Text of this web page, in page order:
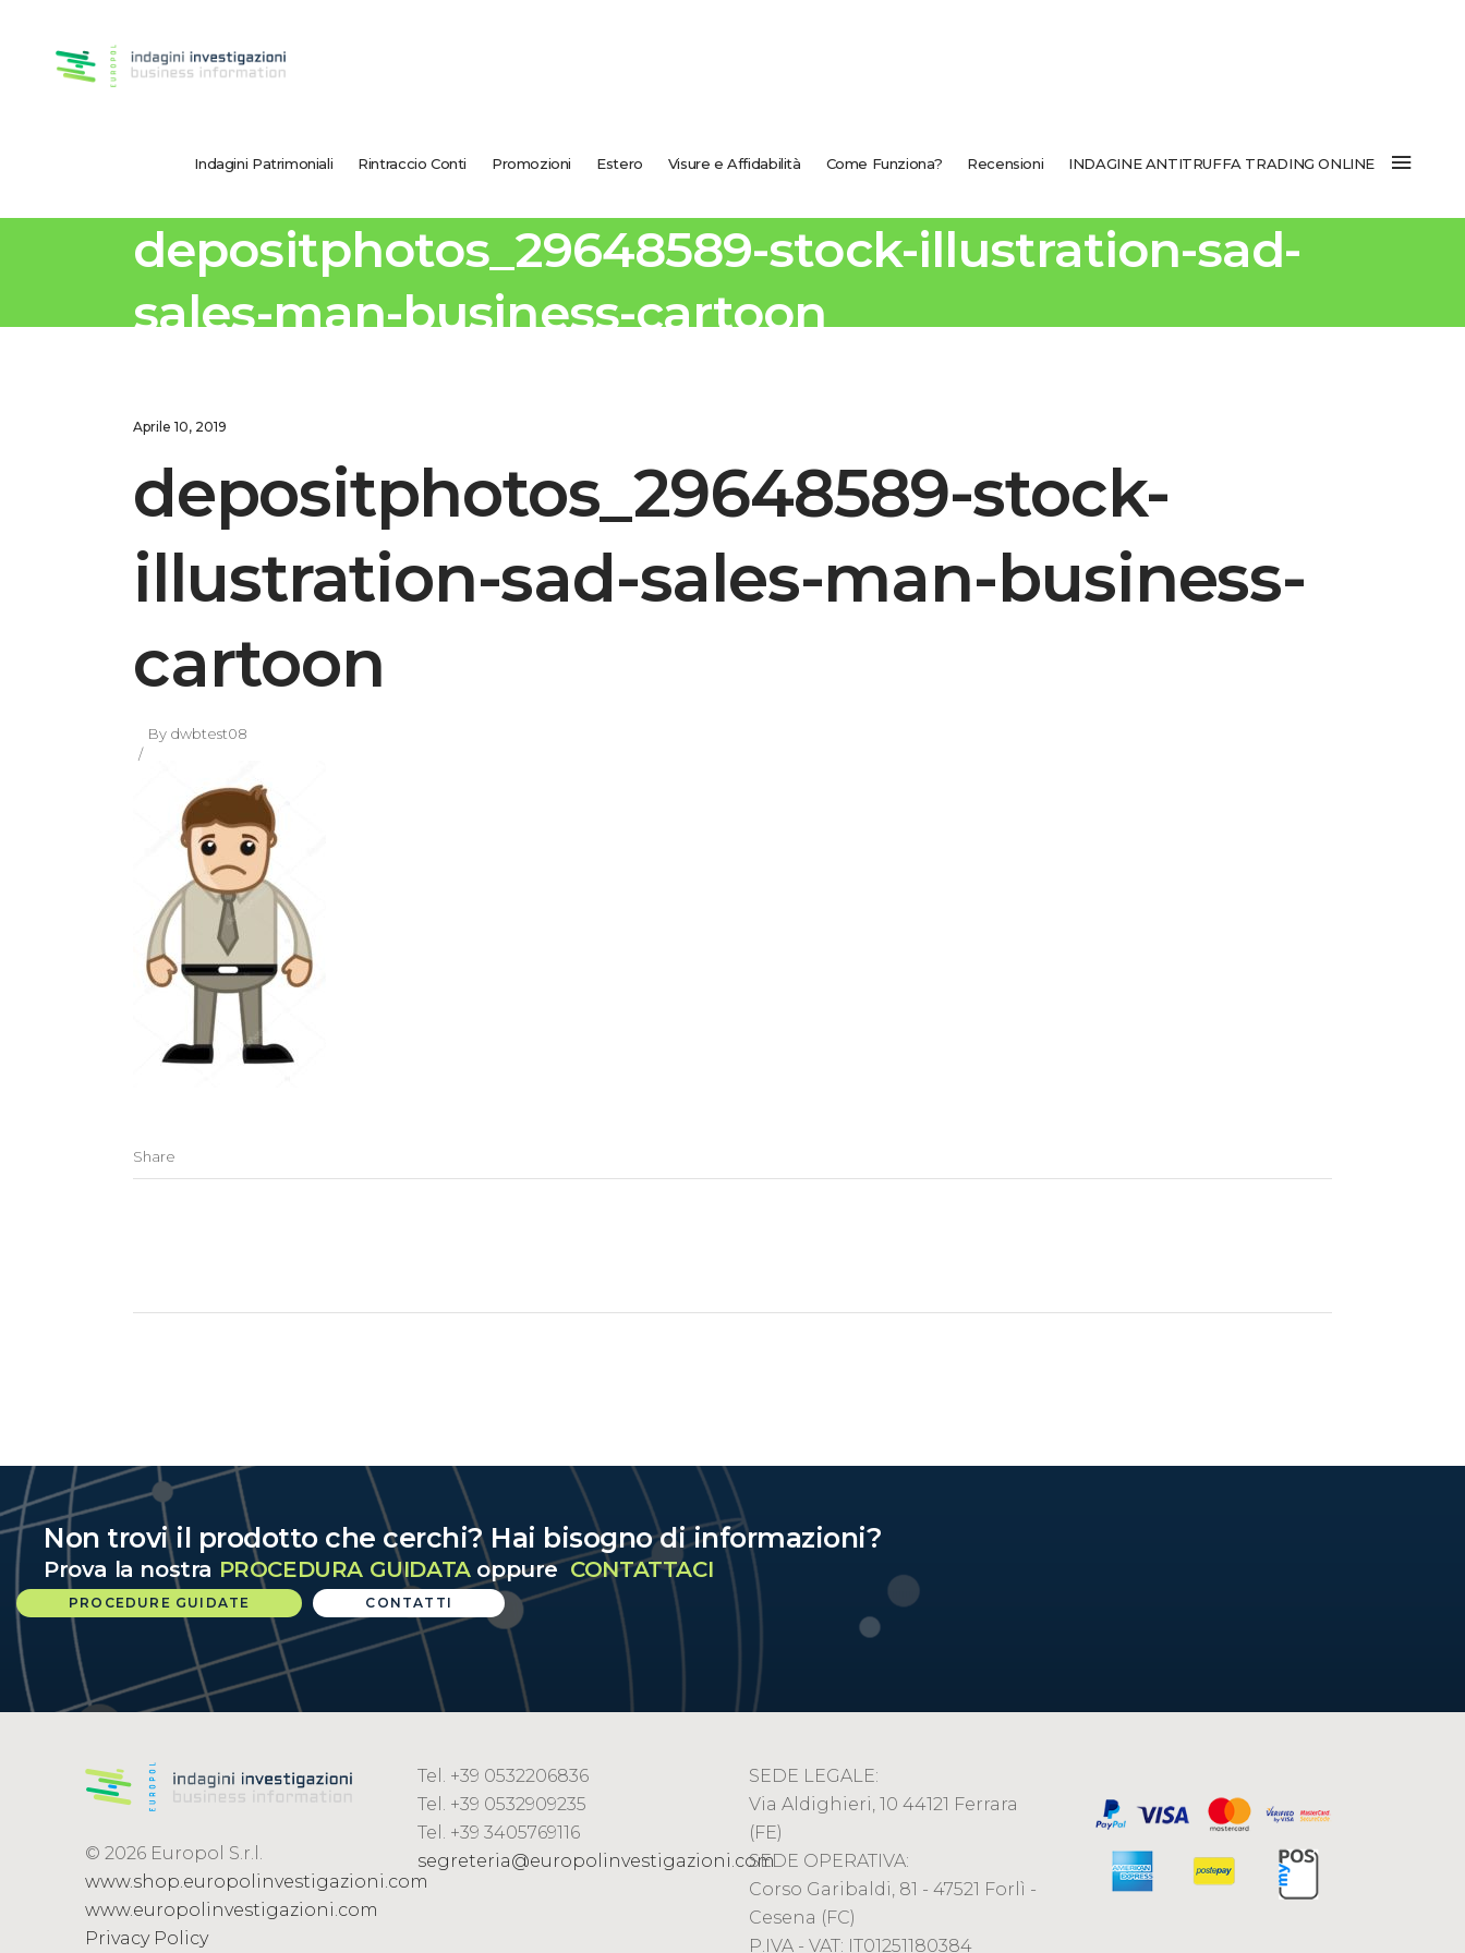
Indagini Patrimoniali Rintraccio Conti Promozioni Estero Visure e Affidabilità Come Funziona? Recensioni INDAGINE ANTITRUFFA TRADING ONLINE
depositphotos_29648589-stock-illustration-sad-
sales-man-business-cartoon
Aprile 10, 2019
depositphotos_29648589-stock-
illustration-sad-sales-man-business-
cartoon
By dwbtest08
Share
Non trovi il prodotto che cerchi? Hai bisogno di informazioni?
Prova la nostra PROCEDURA GUIDATAoppureCONTATTACI
PROCEDURE GUIDATE CONTATTI
© 2026 Europol S.r.l.
www.shop.europolinvestigazioni.com
www.europolinvestigazioni.com
Privacy Policy
Tel. +39 0532206836
Tel. +39 0532909235
Tel. +39 3405769116
segreteria@europolinvestigazioni.com
SEDE LEGALE:
Via Aldighieri, 10 44121 Ferrara
(FE)
SEDE OPERATIVA:
Corso Garibaldi, 81 - 47521 Forlì -
Cesena (FC)
P.IVA - VAT: IT01251180384